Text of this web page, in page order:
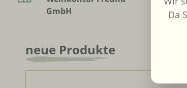
GmbH
Produktgalerie überspringen
neue Produkte
Da